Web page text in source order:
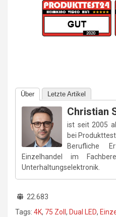
Über Letzte Artikel
Christian
ist seit 2005
bei
Berufliche
Einzelhandel im
Unterhaltungselektronik.
22.683
Tags: 4K, 75 Zoll , Dual LED,